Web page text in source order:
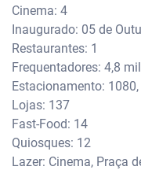
Cinema: 4
Inaugurado: 05 de
Restaurantes: 1
Frequentadores: 4,8
Estacionamento:
Lojas: 137
Fast-Food: 14
Quiosques: 12
Lazer: Cinema, Praça